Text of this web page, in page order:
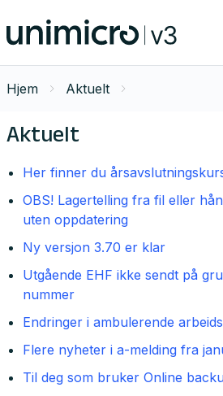
Hjem Aktuelt
Aktuelt
Her finner du
OBS! Lagertelling fra fil eller
uten oppdatering
Ny versjon 3.70 er klar
Utgående EHF ikke sendt på
nummer
Endringer i ambulerende
Flere nyheter i a-melding fra
Til deg som bruker Online